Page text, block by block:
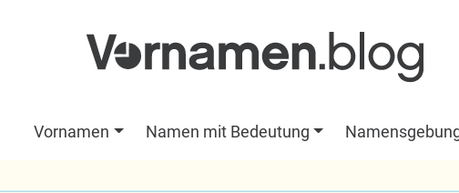
Vornamen Namen mit Bedeutung